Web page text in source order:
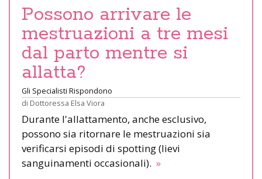
Possono arrivare le
mestruazioni a tre mesi
dal parto mentre si
allatta?
Gli Specialisti Rispondono
di Dottoressa Elsa Viora
Durante l'allattamento, anche esclusivo,
possono sia ritornare le mestruazioni sia
verificarsi episodi di spotting (lievi
sanguinamenti occasionali). »